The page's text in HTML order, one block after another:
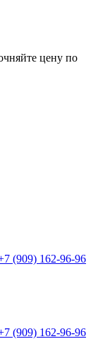
цену по
(909) 162-96-96
(909) 162-96-96